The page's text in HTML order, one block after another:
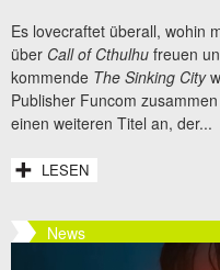
Es lovecraftet überall, wohin
über Call of Cthulhu freuen
kommende The Sinking City
Publisher Funcom
einen weiteren Titel an, der...
LESEN
News